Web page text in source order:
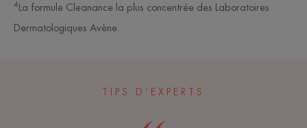
4
La formule Cleanance la plus concentrée des Laboratoires
Dermatologiques Avène.
TIPS D’EXPERTS